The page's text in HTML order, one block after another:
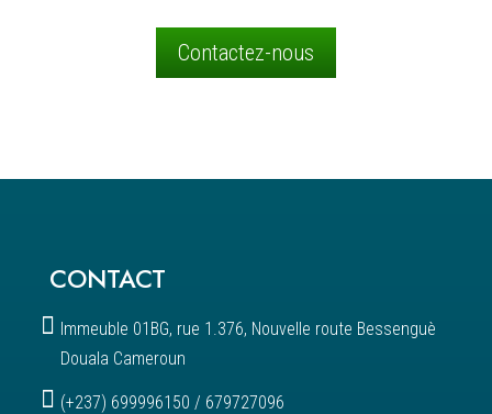
Contactez-nous
CONTACT
 Immeuble 01BG, rue 1.376, Nouvelle route Bessenguè
Douala Cameroun
 (+237) 699996150 / 679727096